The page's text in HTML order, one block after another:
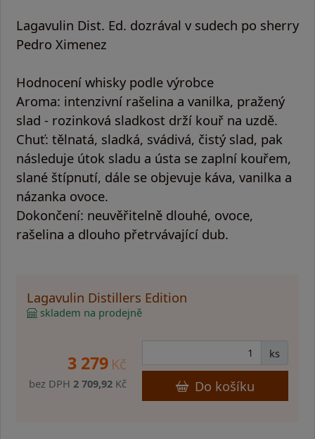
Lagavulin Dist. Ed. dozrával v sudech po sherry
Pedro Ximenez
Hodnocení whisky podle výrobce
Aroma: intenzivní rašelina a vanilka, pražený
slad - rozinková sladkost drží kouř na uzdě.
Chuť: tělnatá, sladká, svádivá, čistý slad, pak
následuje útok sladu a ústa se zaplní kouřem,
slané štípnutí, dále se objevuje káva, vanilka a
názanka ovoce.
Dokončení: neuvěřitelně dlouhé, ovoce,
rašelina a dlouho přetrvávající dub.
Lagavulin Distillers Edition
skladem na prodejně
3 279 Kč
bez DPH 2 709,92 Kč
ks
Do košíku